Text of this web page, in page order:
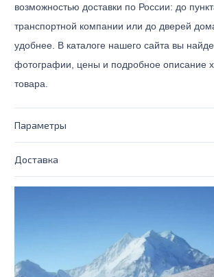
возможностью доставки по России: до
транспортной компании или до дверей
удобнее. В каталоге нашего сайта вы
фотографии, цены и подробное описание
товара.
Параметры
Доставка